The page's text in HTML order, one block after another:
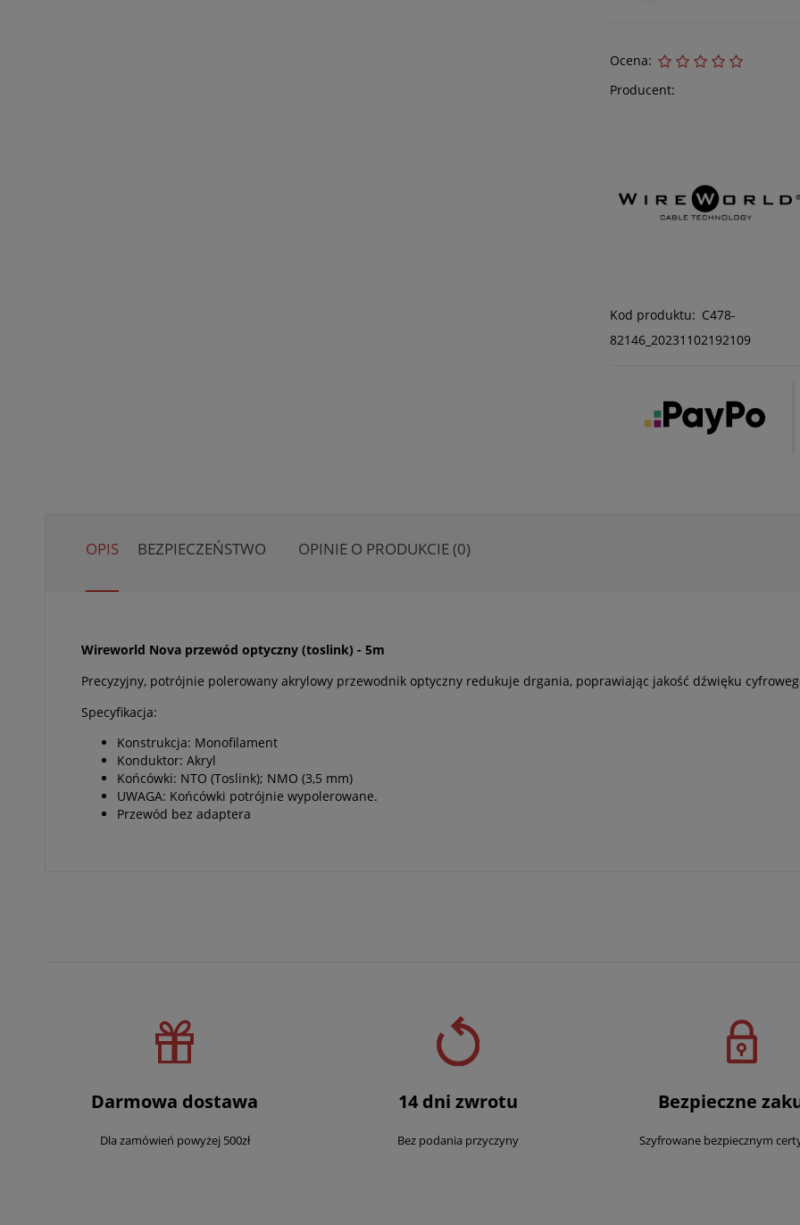
Ocena:
Producent:
Kod produktu: C478-
82146_20231102192109
OPIS BEZPIECZEŃSTWO OPINIE O PRODUKCIE (0)
Wireworld Nova przewód optyczny (toslink) - 5m
Precyzyjny, potrójnie polerowany akrylowy przewodnik optyczny redukuje drgania, poprawiając jakość dźwięku
Specyfikacja:
Konstrukcja: Monofilament
Konduktor: Akryl
Końcówki: NTO (Toslink); NMO (3,5 mm)
UWAGA: Końcówki potrójnie wypolerowane.
Przewód bez adaptera
Darmowa dostawa
Dla zamówień powyżej 500zł
14 dni zwrotu
Bez podania przyczyny
Bezpieczne
Szyfrowane bezpiecznym